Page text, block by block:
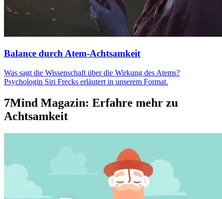
Balance durch Atem-Achtsamkeit
Was sagt die Wissenschaft über die Wirkung des Atems?
Psychologin Siri Frecks erläutert in unserem Format.
7Mind Magazin: Erfahre mehr zu
Achtsamkeit